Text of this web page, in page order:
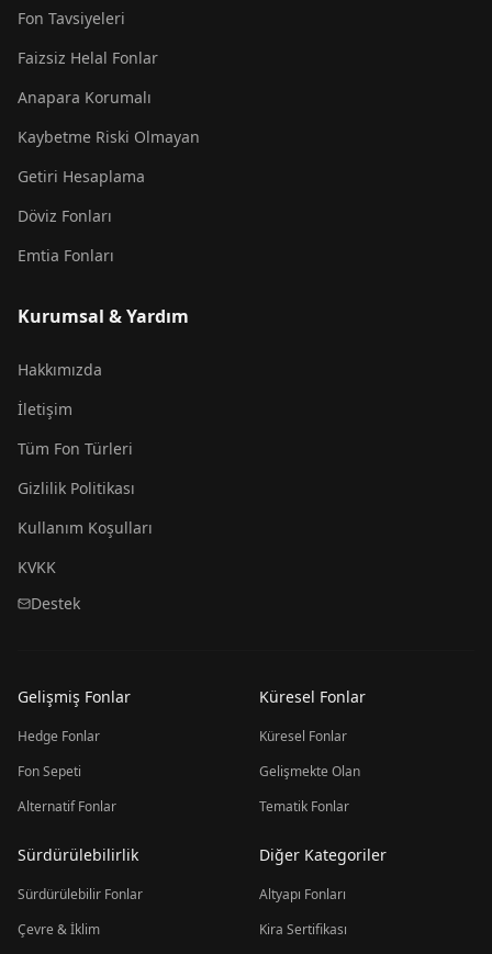
Fon Tavsiyeleri
Faizsiz Helal Fonlar
Anapara Korumalı
Kaybetme Riski Olmayan
Getiri Hesaplama
Döviz Fonları
Emtia Fonları
Kurumsal & Yardım
Hakkımızda
İletişim
Tüm Fon Türleri
Gizlilik Politikası
Kullanım Koşulları
KVKK
Destek
Gelişmiş Fonlar
Hedge Fonlar
Fon Sepeti
Alternatif Fonlar
Küresel Fonlar
Küresel Fonlar
Gelişmekte Olan
Tematik Fonlar
Sürdürülebilirlik
Sürdürülebilir Fonlar
Çevre & İklim
Diğer Kategoriler
Altyapı Fonları
Kira Sertifikası